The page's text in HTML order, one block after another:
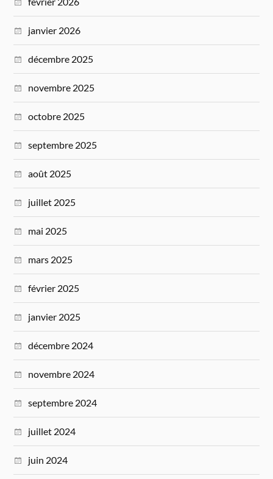
janvier 2026
décembre 2025
novembre 2025
octobre 2025
septembre 2025
août 2025
juillet 2025
mai 2025
mars 2025
février 2025
janvier 2025
décembre 2024
novembre 2024
septembre 2024
juillet 2024
juin 2024